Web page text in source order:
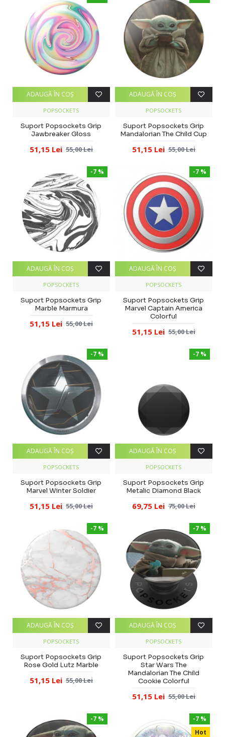
POPSOCKETS
Suport Popsockets Grip
Jawbreaker Gloss
51,15 Lei 55,00 Lei
ADAUGĂ ÎN COŞ
POPSOCKETS
Suport Popsockets Grip
Mandalorian The Child Cup
51,15 Lei 55,00 Lei
ADAUGĂ ÎN COŞ
-7 %
POPSOCKETS
Suport Popsockets Grip
Marble Marmura
51,15 Lei 55,00 Lei
ADAUGĂ ÎN COŞ
-7 %
POPSOCKETS
Suport Popsockets Grip
Marvel Captain America
Colorful
51,15 Lei 55,00 Lei
ADAUGĂ ÎN COŞ
-7 %
POPSOCKETS
Suport Popsockets Grip
Marvel Winter Soldier
51,15 Lei 55,00 Lei
ADAUGĂ ÎN COŞ
-7 %
POPSOCKETS
Suport Popsockets Grip
Metalic Diamond Black
69,75 Lei 75,00 Lei
ADAUGĂ ÎN COŞ
-7 %
POPSOCKETS
Suport Popsockets Grip
Rose Gold Lutz Marble
51,15 Lei 55,00 Lei
ADAUGĂ ÎN COŞ
-7 %
POPSOCKETS
Suport Popsockets Grip
Star Wars The
Mandalorian The Child
Cookie Colorful
51,15 Lei 55,00 Lei
ADAUGĂ ÎN COŞ
-7 %
Hot
-7 %